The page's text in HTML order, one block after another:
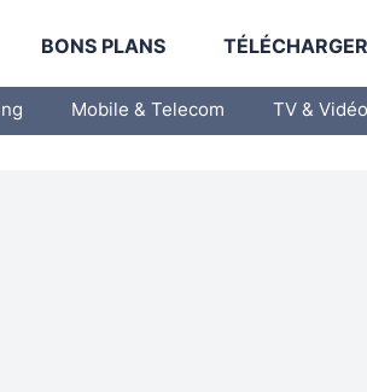
BONS PLANS
Mobile & Telecom TV & Vidéo